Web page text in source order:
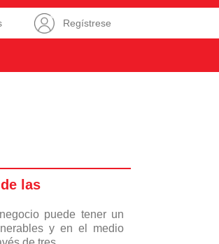
Regístrese
las
puede tener un
y en el medio